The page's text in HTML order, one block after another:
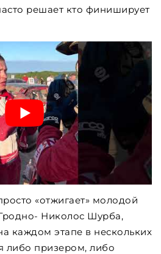
решает кто финиширует
«отжигает» молодой
Николос Шурба,
каждом этапе в нескольких
либо призером, либо